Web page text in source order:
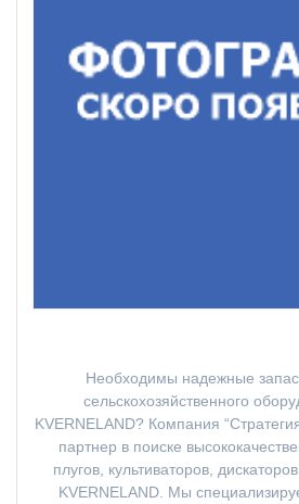
Необходимы надежные
сельскохозяйственного
KVERNELAND? Компания
партнер в поиске
плугов, культиваторов,
KVERNELAND. Мы